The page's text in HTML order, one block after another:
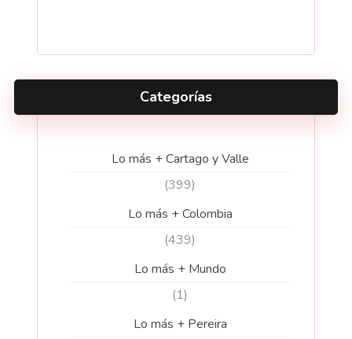
Categorías
Lo más + Cartago y Valle
(399)
Lo más + Colombia
(439)
Lo más + Mundo
(1)
Lo más + Pereira